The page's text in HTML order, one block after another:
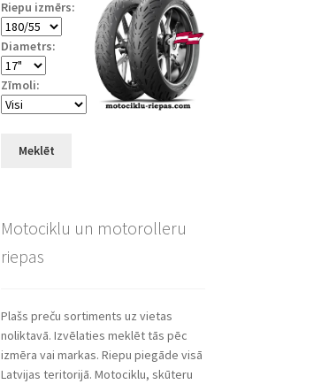
Riepu izmērs:
Diametrs:
Zīmoli:
Meklēt
Motociklu un motorolleru
riepas
Plašs preču sortiments uz vietas
noliktavā. Izvēlaties meklēt tās pēc
izmēra vai markas. Riepu piegāde visā
Latvijas teritorijā. Motociklu, skūteru